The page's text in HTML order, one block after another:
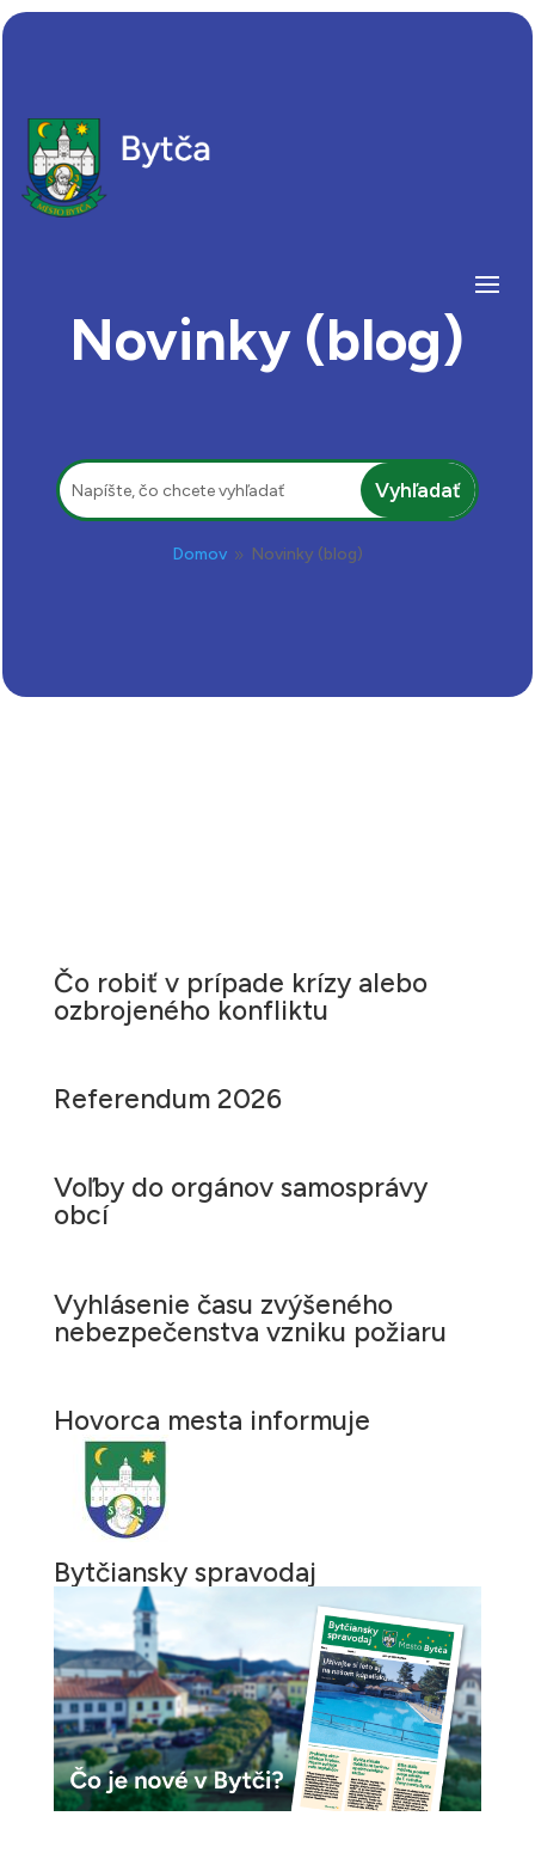
Novinky (blog)
Hľadať:
Domov 9 Novinky (blog)
Čo robiť v prípade krízy alebo
ozbrojeného konfliktu
Referendum 2026
Voľby do orgánov samosprávy
obcí
Vyhlásenie času zvýšeného
nebezpečenstva vzniku požiaru
Hovorca mesta informuje
Bytčiansky spravodaj